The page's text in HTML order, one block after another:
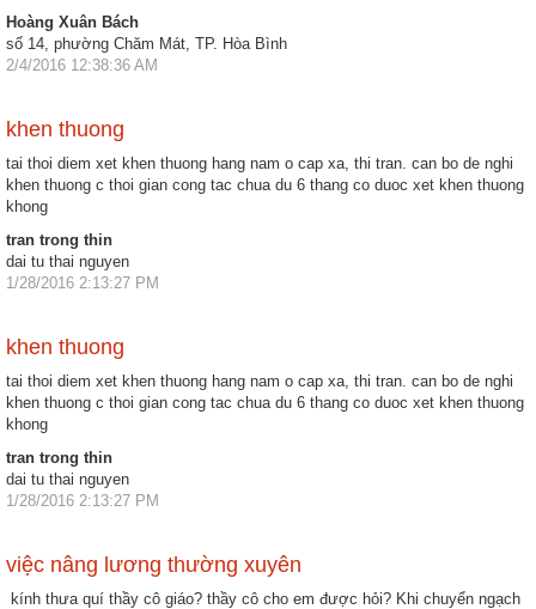
Hoàng Xuân Bách
số 14, phường Chăm Mát, TP. Hòa Bình
2/4/2016 12:38:36 AM
khen thuong
tai thoi diem xet khen thuong hang nam o cap xa, thi tran. can bo de nghi
khen thuong c thoi gian cong tac chua du 6 thang co duoc xet khen thuong
khong
tran trong thin
dai tu thai nguyen
1/28/2016 2:13:27 PM
khen thuong
tai thoi diem xet khen thuong hang nam o cap xa, thi tran. can bo de nghi
khen thuong c thoi gian cong tac chua du 6 thang co duoc xet khen thuong
khong
tran trong thin
dai tu thai nguyen
1/28/2016 2:13:27 PM
việc nâng lương thường xuyên
kính thưa quí thầy cô giáo? thầy cô cho em được hỏi? Khi chuyển ngạch